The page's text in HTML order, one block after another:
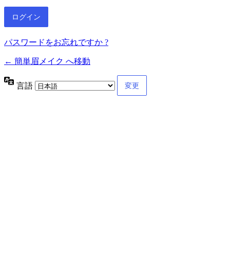
パスワードをお忘れですか ?
← 簡単眉メイク へ移動
言語